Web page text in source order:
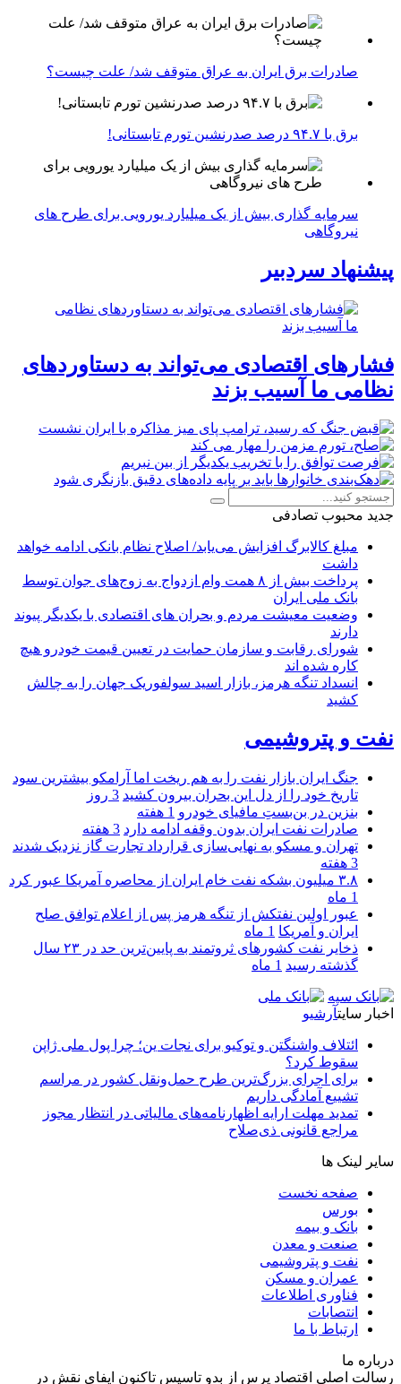
صادرات برق ایران به عراق متوقف شد/ علت چیست؟
برق با ۹۴.۷ درصد صدرنشین تورم تابستانی!
سرمایه گذاری بیش از یک میلیارد یورویی برای طرح های
نیروگاهی
پیشنهاد سردبیر
فشارهای اقتصادی می‌تواند به دستاوردهای
نظامی ما آسیب بزند
جدید محبوب تصادفی
مبلغ کالابرگ افزایش می‌یابد/ اصلاح نظام بانکی ادامه خواهد
داشت
پرداخت بیش از ۸ همت وام ازدواج به زوج‌های جوان توسط
بانک ملی ایران
وضعیت معیشت مردم و بحران های اقتصادی با یکدیگر پیوند
دارند
شورای رقابت و سازمان حمایت در تعیین قیمت خودرو هیچ
کاره شده اند
انسداد تنگه هرمز، بازار اسید سولفوریک جهان را به چالش
کشید
نفت و پتروشیمی
جنگ ایران بازار نفت را به هم ریخت اما آرامکو بیشترین سود
تاریخ خود را از دل این بحران بیرون کشید 3 روز
بنزین در بن‌بستِ مافیای خودرو 1 هفته
صادرات نفت ایران بدون وقفه ادامه دارد 3 هفته
تهران و مسکو به نهایی‌سازی قرارداد تجارت گاز نزدیک شدند
3 هفته
۳.۸ میلیون بشکه نفت خام ایران از محاصره آمریکا عبور کرد
1 ماه
عبور اولین نفتکش از تنگه هرمز پس از اعلام توافق صلح
ایران و آمریکا 1 ماه
ذخایر نفت کشورهای ثروتمند به پایین‌ترین حد در ۲۳ سال
گذشته رسید 1 ماه
اخبار سایتآرشیو
ائتلاف واشنگتن و توکیو برای نجات ین؛ چرا پول ملی ژاپن
سقوط کرد؟
برای اجرای بزرگ‌ترین طرح حمل‌ونقل کشور در مراسم
تشییع آمادگی داریم
تمدید مهلت ارایه اظهارنامه‌های مالیاتی در انتظار مجوز
مراجع قانونی ذی‌‏صلاح
سایر لینک ها
صفحه نخست
بورس
بانک و بیمه
صنعت و معدن
نفت و پتروشیمی
عمران و مسکن
فناوری اطلاعات
انتصابات
ارتباط با ما
درباره ما
رسالت اصلی اقتصاد پرس از بدو تاسیس تاکنون ایفای نقش در